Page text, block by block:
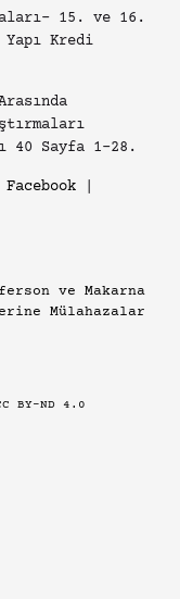
15. ve 16.
Yapı Kredi
40 Sayfa 1-28.
Facebook
ve Makarna
Mülahazalar
BY-ND 4.0